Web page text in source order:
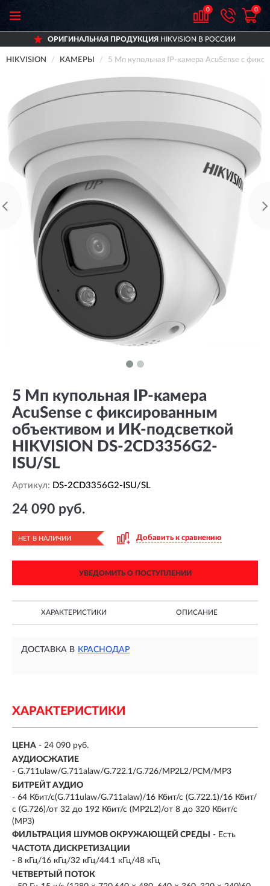
0 0
ОРИГИНАЛЬНАЯ ПРОДУКЦИЯHIKVISION В РОССИИ
HIKVISION КАМЕРЫ 5 Мп купольная IP-камера AcuSense с
5 Мп купольная IP-камера
AcuSense с фиксированным
объективом и ИК-подсветкой
HIKVISION DS-2CD3356G2-
ISU/SL
Артикул: DS-2CD3356G2-ISU/SL
24 090 руб.
НЕТ В НАЛИЧИИ Добавить к сравнению
УВЕДОМИТЬ О ПОСТУПЛЕНИИ
ХАРАКТЕРИСТИКИ ОПИСАНИЕ
ДОСТАВКА В КРАСНОДАР
ХАРАКТЕРИСТИКИ
ЦЕНА - 24 090 руб.
АУДИОСЖАТИЕ
- G.711ulaw/G.711alaw/G.722.1/G.726/MP2L2/PCM/MP3
БИТРЕЙТ АУДИО
- 64 Кбит/с(G.711ulaw/G.711alaw)/16 Кбит/с (G.722.1)/16 Кбит/
с (G.726)/от 32 до 192 Кбит/с (MP2L2)/от 8 до 320 Кбит/с
(MP3)
ФИЛЬТРАЦИЯ ШУМОВ ОКРУЖАЮЩЕЙ СРЕДЫ
- Есть
ЧАСТОТА ДИСКРЕТИЗАЦИИ
- 8 кГц/16 кГц/32 кГц/44.1 кГц/48 кГц
ЧЕТВЕРТЫЙ ПОТОК